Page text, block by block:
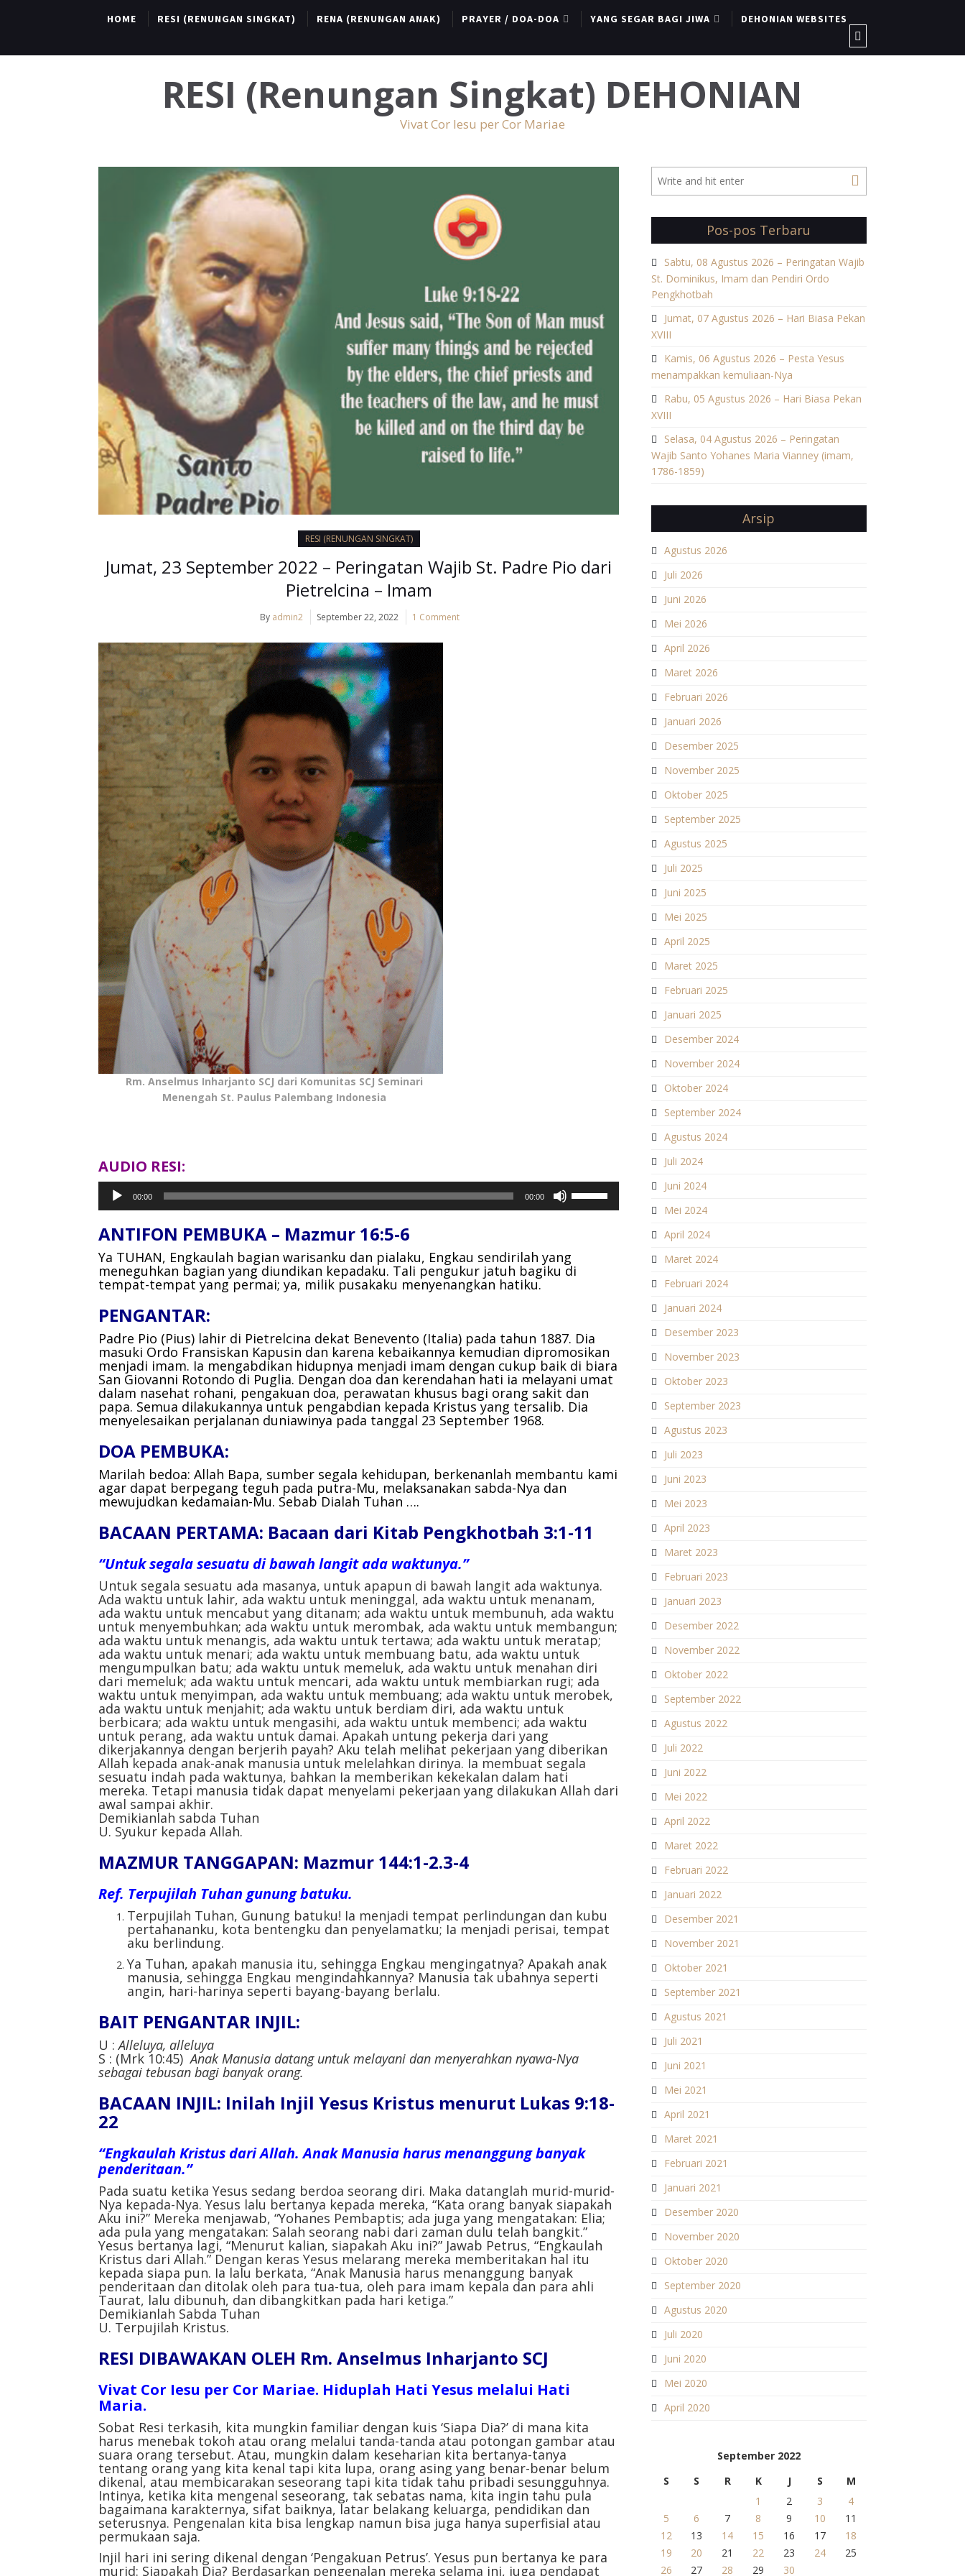
HOME RESI (RENUNGAN SINGKAT) RENA (RENUNGAN ANAK) PRAYER / DOA-DOA YANG SEGAR BAGI JIWA DEHONIAN WEBSITES
RESI (Renungan Singkat) DEHONIAN
Vivat Cor Iesu per Cor Mariae
RESI (RENUNGAN SINGKAT)
Jumat, 23 September 2022 – Peringatan Wajib St. Padre Pio dari
Pietrelcina – Imam
By admin2 September 22, 2022 1 Comment
Rm. Anselmus Inharjanto SCJ dari Komunitas SCJ Seminari
Menengah St. Paulus Palembang Indonesia
AUDIO RESI:
Pemutar
Audio
00:00 00:00
menaikkan
ANTIFON PEMBUKA – Mazmur 16:5-6
Ya TUHAN, Engkaulah bagian warisanku dan pialaku, Engkau sendirilah yang
meneguhkan bagian yang diundikan kepadaku. Tali pengukur jatuh bagiku di
tempat-tempat yang permai; ya, milik pusakaku menyenangkan hatiku.
PENGANTAR:
Padre Pio (Pius) lahir di Pietrelcina dekat Benevento (Italia) pada tahun 1887. Dia
masuki Ordo Fransiskan Kapusin dan karena kebaikannya kemudian dipromosikan
menjadi imam. Ia mengabdikan hidupnya menjadi imam dengan cukup baik di biara
San Giovanni Rotondo di Puglia. Dengan doa dan kerendahan hati ia melayani umat
dalam nasehat rohani, pengakuan doa, perawatan khusus bagi orang sakit dan
papa. Semua dilakukannya untuk pengabdian kepada Kristus yang tersalib. Dia
menyelesaikan perjalanan duniawinya pada tanggal 23 September 1968.
DOA PEMBUKA:
Marilah bedoa: Allah Bapa, sumber segala kehidupan, berkenanlah membantu kami
agar dapat berpegang teguh pada putra-Mu, melaksanakan sabda-Nya dan
mewujudkan kedamaian-Mu. Sebab Dialah Tuhan ….
BACAAN PERTAMA: Bacaan dari Kitab Pengkhotbah 3:1-11
“Untuk segala sesuatu di bawah langit ada waktunya.”
Untuk segala sesuatu ada masanya, untuk apapun di bawah langit ada waktunya.
Ada waktu untuk lahir, ada waktu untuk meninggal, ada waktu untuk menanam,
ada waktu untuk mencabut yang ditanam; ada waktu untuk membunuh, ada waktu
untuk menyembuhkan; ada waktu untuk merombak, ada waktu untuk membangun;
ada waktu untuk menangis, ada waktu untuk tertawa; ada waktu untuk meratap;
ada waktu untuk menari; ada waktu untuk membuang batu, ada waktu untuk
mengumpulkan batu; ada waktu untuk memeluk, ada waktu untuk menahan diri
dari memeluk; ada waktu untuk mencari, ada waktu untuk membiarkan rugi; ada
waktu untuk menyimpan, ada waktu untuk membuang; ada waktu untuk merobek,
ada waktu untuk menjahit; ada waktu untuk berdiam diri, ada waktu untuk
berbicara; ada waktu untuk mengasihi, ada waktu untuk membenci; ada waktu
untuk perang, ada waktu untuk damai. Apakah untung pekerja dari yang
dikerjakannya dengan berjerih payah? Aku telah melihat pekerjaan yang diberikan
Allah kepada anak-anak manusia untuk melelahkan dirinya. Ia membuat segala
sesuatu indah pada waktunya, bahkan Ia memberikan kekekalan dalam hati
mereka. Tetapi manusia tidak dapat menyelami pekerjaan yang dilakukan Allah dari
awal sampai akhir.
Demikianlah sabda Tuhan
U. Syukur kepada Allah.
MAZMUR TANGGAPAN: Mazmur 144:1-2.3-4
Ref. Terpujilah Tuhan gunung batuku.
Terpujilah Tuhan, Gunung batuku! Ia menjadi tempat perlindungan dan kubu
pertahananku, kota bentengku dan penyelamatku; Ia menjadi perisai, tempat
aku berlindung.
Ya Tuhan, apakah manusia itu, sehingga Engkau mengingatnya? Apakah anak
manusia, sehingga Engkau mengindahkannya? Manusia tak ubahnya seperti
angin, hari-harinya seperti bayang-bayang berlalu.
BAIT PENGANTAR INJIL:
U :Alleluya, alleluya
S : (Mrk 10:45) Anak Manusia datang untuk melayani dan menyerahkan nyawa-Nya
sebagai tebusan bagi banyak orang.
BACAAN INJIL: Inilah Injil Yesus Kristus menurut Lukas 9:18-
22
“Engkaulah Kristus dari Allah. Anak Manusia harus menanggung banyak
penderitaan.”
Pada suatu ketika Yesus sedang berdoa seorang diri. Maka datanglah murid-murid-
Nya kepada-Nya. Yesus lalu bertanya kepada mereka, “Kata orang banyak siapakah
Aku ini?” Mereka menjawab, “Yohanes Pembaptis; ada juga yang mengatakan: Elia;
ada pula yang mengatakan: Salah seorang nabi dari zaman dulu telah bangkit.”
Yesus bertanya lagi, “Menurut kalian, siapakah Aku ini?” Jawab Petrus, “Engkaulah
Kristus dari Allah.” Dengan keras Yesus melarang mereka memberitakan hal itu
kepada siapa pun. Ia lalu berkata, “Anak Manusia harus menanggung banyak
penderitaan dan ditolak oleh para tua-tua, oleh para imam kepala dan para ahli
Taurat, lalu dibunuh, dan dibangkitkan pada hari ketiga.”
Demikianlah Sabda Tuhan
U. Terpujilah Kristus.
RESI DIBAWAKAN OLEH Rm. Anselmus Inharjanto SCJ
Vivat Cor Iesu per Cor Mariae. Hiduplah Hati Yesus melalui Hati
Maria.
Sobat Resi terkasih, kita mungkin familiar dengan kuis ‘Siapa Dia?’ di mana kita
harus menebak tokoh atau orang melalui tanda-tanda atau potongan gambar atau
suara orang tersebut. Atau, mungkin dalam keseharian kita bertanya-tanya
tentang orang yang kita kenal tapi kita lupa, orang asing yang benar-benar belum
dikenal, atau membicarakan seseorang tapi kita tidak tahu pribadi sesungguhnya.
Intinya, ketika kita mengenal seseorang, tak sebatas nama, kita ingin tahu pula
bagaimana karakternya, sifat baiknya, latar belakang keluarga, pendidikan dan
seterusnya. Pengenalan kita bisa lengkap namun bisa juga hanya superfisial atau
permukaan saja.
Injil hari ini sering dikenal dengan ‘Pengakuan Petrus’. Yesus pun bertanya ke para
murid: Siapakah Dia? Berdasarkan pengenalan mereka selama ini, juga pendapat
Pos-pos Terbaru
Sabtu, 08 Agustus 2026 – Peringatan Wajib
St. Dominikus, Imam dan Pendiri Ordo
Pengkhotbah
Jumat, 07 Agustus 2026 – Hari Biasa Pekan
XVIII
Kamis, 06 Agustus 2026 – Pesta Yesus
menampakkan kemuliaan-Nya
Rabu, 05 Agustus 2026 – Hari Biasa Pekan
XVIII
Selasa, 04 Agustus 2026 – Peringatan
Wajib Santo Yohanes Maria Vianney (imam,
1786-1859)
Arsip
Agustus 2026
Juli 2026
Juni 2026
Mei 2026
April 2026
Maret 2026
Februari 2026
Januari 2026
Desember 2025
November 2025
Oktober 2025
September 2025
Agustus 2025
Juli 2025
Juni 2025
Mei 2025
April 2025
Maret 2025
Februari 2025
Januari 2025
Desember 2024
November 2024
Oktober 2024
September 2024
Agustus 2024
Juli 2024
Juni 2024
Mei 2024
April 2024
Maret 2024
Februari 2024
Januari 2024
Desember 2023
November 2023
Oktober 2023
September 2023
Agustus 2023
Juli 2023
Juni 2023
Mei 2023
April 2023
Maret 2023
Februari 2023
Januari 2023
Desember 2022
November 2022
Oktober 2022
September 2022
Agustus 2022
Juli 2022
Juni 2022
Mei 2022
April 2022
Maret 2022
Februari 2022
Januari 2022
Desember 2021
November 2021
Oktober 2021
September 2021
Agustus 2021
Juli 2021
Juni 2021
Mei 2021
April 2021
Maret 2021
Februari 2021
Januari 2021
Desember 2020
November 2020
Oktober 2020
September 2020
Agustus 2020
Juli 2020
Juni 2020
Mei 2020
April 2020
September 2022
S
S R K J S
M
1
2 3
4
5
6 7 8 9 10
11
12
13 14 15 16 17
18
19
20 21 22 23 24
25
26
27 28 29 30